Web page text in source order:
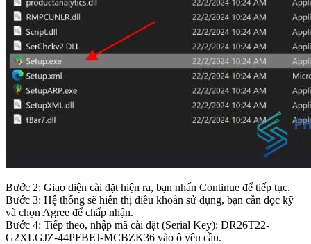
Bước 2: Giao diện cài đặt hiện ra, bạn nhấn Continue để tiếp tục.
Bước 3: Hệ thống sẽ hiển thị điều khoản sử dụng, bạn cần đọc kỹ
và chọn Agree để chấp nhận.
Bước 4: Tiếp theo, nhập mã cài đặt (Serial Key): DR26T22-
G2XLGJZ-44PFBEJ-MCBZK36 vào ô yêu cầu.